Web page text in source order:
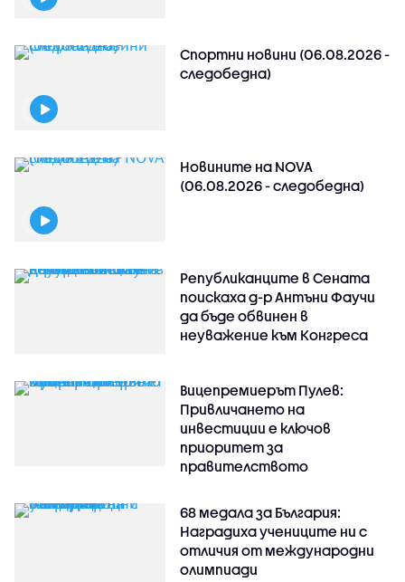
Спортни новини (06.08.2026 -
следобедна)
Новините на NOVA
(06.08.2026 - следобедна)
Републиканците в Сената
поискаха д-р Антъни Фаучи
да бъде обвинен в
неуважение към Конгреса
Вицепремиерът Пулев:
Привличането на
инвестиции е ключов
приоритет за
правителството
68 медала за България:
Наградиха учениците ни с
отличия от международни
олимпиади